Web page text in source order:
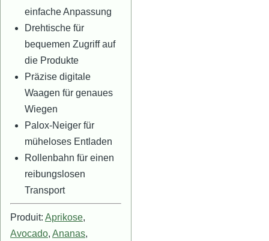
einfache Anpassung
Drehtische für
bequemen Zugriff auf
die Produkte
Präzise digitale
Waagen für genaues
Wiegen
Palox-Neiger für
müheloses Entladen
Rollenbahn für einen
reibungslosen
Transport
Produit: Aprikose,
Avocado, Ananas,